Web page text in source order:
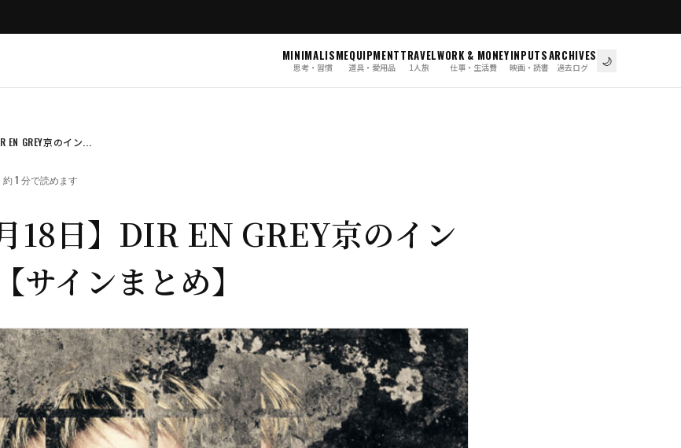
MINIMALISM
思考・習慣
EQUIPMENT
道具・愛用品
TRAVEL
1人旅
WORK & MONEY
仕事・生活費
INPUTS
映画・読書
ARCHIVES
過去ログ 🌙
EN GREY京のイン...
1 分で読めます
18日】DIR EN GREY京のイン
サインまとめ】